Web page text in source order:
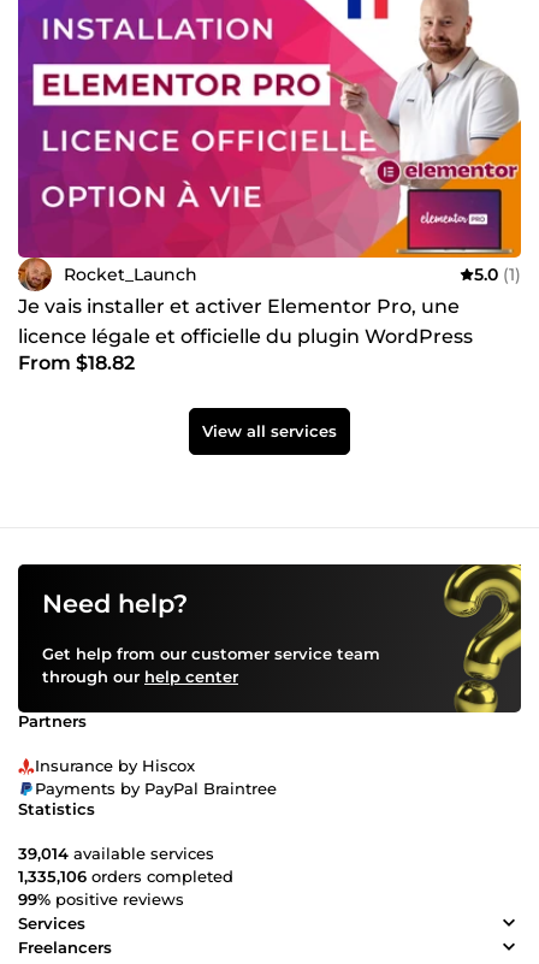
Rocket_Launch 5.0 (1)
Je vais installer et activer Elementor Pro, une
licence légale et officielle du plugin WordPress
From $18.82
View all services
Need help?
Get help from our customer service team
through our help center
Partners
Insurance by Hiscox
Payments by PayPal Braintree
Statistics
39,014 available services
1,335,106 orders completed
99% positive reviews
Services
Freelancers